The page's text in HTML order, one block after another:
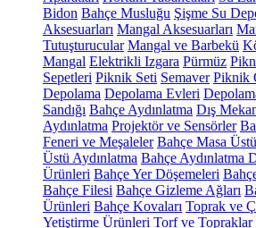
Bidon Bahçe Musluğu Şişme Su
Aksesuarları Mangal Aksesuarları
Tutuşturucular Mangal ve Barbekü
Mangal Elektrikli Izgara Pürmüz
Sepetleri Piknik Seti Semaver Piknik
Depolama Depolama Evleri
Sandığı Bahçe Aydınlatma Dış
Aydınlatma Projektör ve Sensörler
Feneri ve Meşaleler Bahçe Masa
Üstü Aydınlatma Bahçe Aydınlatma
Ürünleri Bahçe Yer Döşemeleri
Bahçe Filesi Bahçe Gizleme Ağları
Ürünleri Bahçe Kovaları Toprak ve
Yetiştirme Ürünleri Torf ve Topraklar